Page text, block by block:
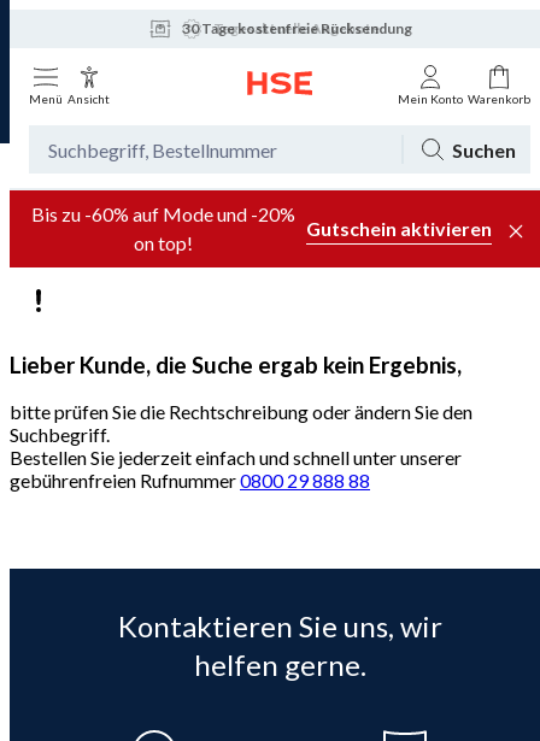
30 Tage kostenfreie Rücksendung
Tagesaktuelle Angebote
Menü Ansicht Mein Konto Warenkorb
Suchen
Bis zu -60% auf Mode und -20%
on top!
Gutschein aktivieren
Lieber Kunde, die Suche ergab kein Ergebnis,
bitte prüfen Sie die Rechtschreibung oder ändern Sie den
Suchbegriff.
Bestellen Sie jederzeit einfach und schnell unter unserer
gebührenfreien Rufnummer0800 29 888 88
Kontaktieren Sie uns, wir
helfen gerne.